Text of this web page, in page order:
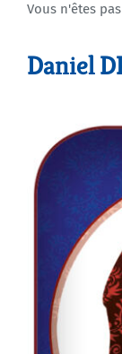
Agenda
Vous n'êtes
Daniel